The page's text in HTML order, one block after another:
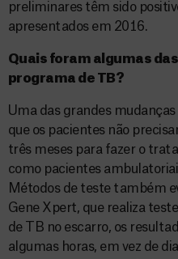
preliminares têm sido
apresentados em 2016.
Quais foram algumas
programa de TB?
Uma das grandes
que os pacientes não
três meses para fazer o
como pacientes
Métodos de teste também
Gene Xpert, que realiza
de TB no escarro, os
algumas horas, em vez de